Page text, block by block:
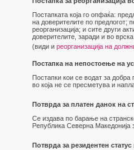
Постапката која го опфаќа:
на доверителите по предлогот;
реорганизација; и сите други
доверителите, заради и во
(види и реорганизација на
Постапка на непостоење на
Постапки кои се водат за добра
во која не се пресметува и
Потврда за платен данок на
Се издава по барање на
Република Северна Македонија
Потврда за резидентен